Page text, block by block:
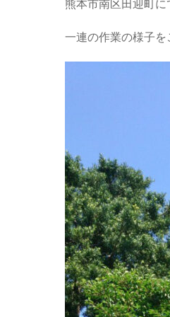
熊本市南区田迎町
一連の作業の様子を